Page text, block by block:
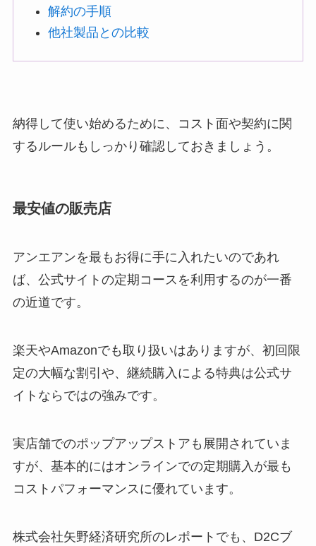
解約の手順
他社製品との比較
納得して使い始めるために、コスト面や契約に関
するルールもしっかり確認しておきましょう。
最安値の販売店
アンエアンを最もお得に手に入れたいのであれ
ば、公式サイトの定期コースを利用するのが一番
の近道です。
楽天やAmazonでも取り扱いはありますが、初回限
定の大幅な割引や、継続購入による特典は公式サ
イトならではの強みです。
実店舗でのポップアップストアも展開されていま
すが、基本的にはオンラインでの定期購入が最も
コストパフォーマンスに優れています。
株式会社矢野経済研究所のレポートでも、D2Cブ